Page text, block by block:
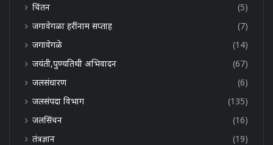
चिंतन
(5)
जगावेगळा हरींनाम सप्ताह
(7)
जगावेगळे
(14)
जयंती,पुण्यतिथी अभिवादन
(67)
जलसंधारण
(6)
जलसंपदा विभाग
(135)
जलसिंचन
(16)
तंत्रज्ञान
(19)